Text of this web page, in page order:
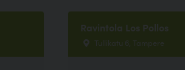
Ravintola Los Pollos
Tullikatu 6, Tampere